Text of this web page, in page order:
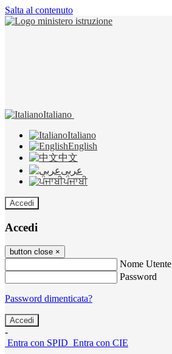
Salta al contenuto
Italiano
Italiano
English
中文
عربى
ਪੰਜਾਬੀ
Accedi
Accedi
button close ×
Nome Utente
Password
Password dimenticata?
-
Entra con SPID Entra con CIE